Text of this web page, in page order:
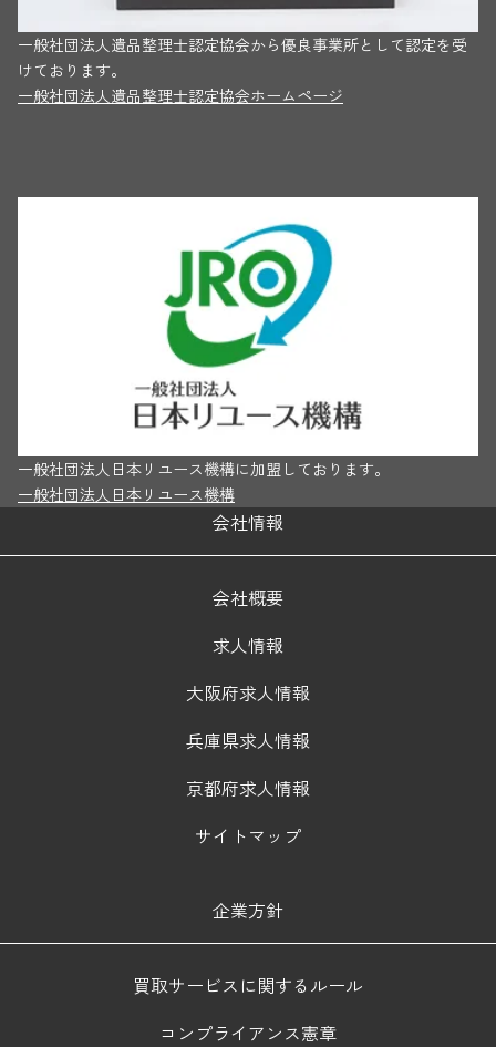
一般社団法人遺品整理士認定協会から優良事業所として認定を受
けております。
一般社団法人遺品整理士認定協会ホームページ
一般社団法人日本リユース機構に加盟しております。
一般社団法人日本リユース機構
会社情報
会社概要
求人情報
大阪府求人情報
兵庫県求人情報
京都府求人情報
サイトマップ
企業方針
買取サービスに関するルール
コンプライアンス憲章